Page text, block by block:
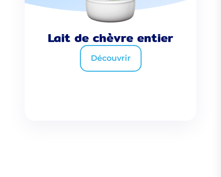
Lait de chèvre entier
Découvrir